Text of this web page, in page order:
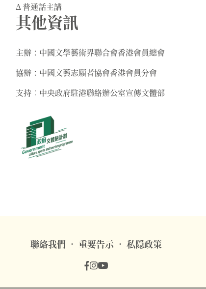
Δ 普通話主講
其他資訊
主辦：中國文學藝術界聯合會香港會員總會
協辦：中國文藝志願者協會香港會員分會
支持︰中央政府駐港聯絡辦公室宣傳文體部
聯絡我們 重要告示 私隠政策